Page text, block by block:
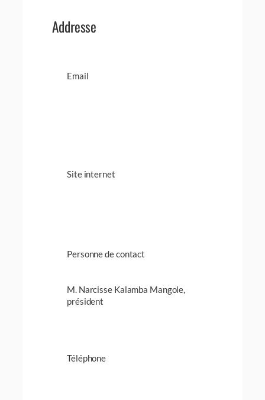
Addresse
Email
Site internet
Personne de contact
M. Narcisse Kalamba Mangole,
président
Téléphone